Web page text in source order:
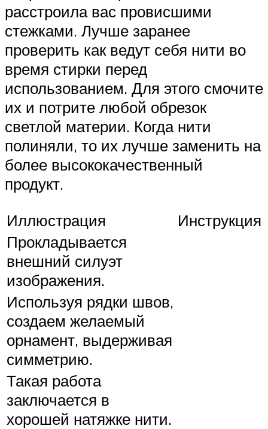
расстроила вас провисшими
стежками. Лучше заранее
проверить как ведут себя нити во
время стирки перед
использованием. Для этого смочите
их и потрите любой обрезок
светлой материи. Когда нити
полиняли, то их лучше заменить на
более высококачественный
продукт.
Иллюстрация
Инструкция
Прокладывается
внешний силуэт
изображения.
Используя рядки швов,
создаем желаемый
орнамент, выдерживая
симметрию.
Такая работа
заключается в
хорошей натяжке нити.